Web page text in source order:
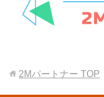
2Mパートナー TOP